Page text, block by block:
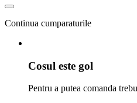
Continua cumparaturile
Cosul este gol
Pentru a putea comanda